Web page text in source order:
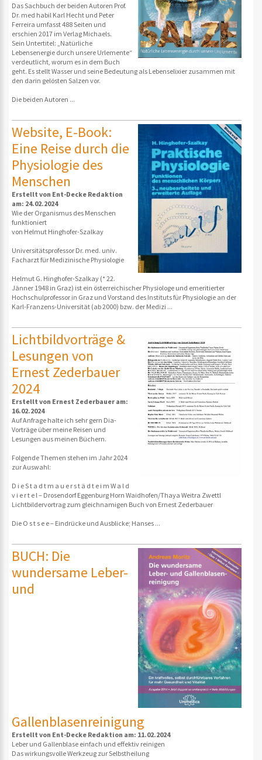
Das Sachbuch der beiden Autoren Prof.
Dr. med habil Karl Hecht und Peter
Ferreira umfasst 488 Seiten und
erschien 2017 im Verlag Michaels.
Sein Untertitel: „Natürliche
Lebensenergie durch unsere Urlemente“
verdeutlicht, worum es in dem Buch
geht. Es stellt Wasser und seine Bedeutung als Lebenselixier zusammen mit
den darin gelösten Salzen vor.
Die beiden Autoren ...
Website, E-Book:
Eine Reise durch die
Physiologie des
Menschen
Erstellt von Ent-Decke Redaktion
am: 24.02.2024
Wie der Organismus des Menschen
funktioniert
von Helmut Hinghofer-Szalkay
Universitätsprofessor Dr. med. univ.
Facharzt für Medizinische Physiologie
Helmut G. Hinghofer-Szalkay (* 22.
Jänner 1948 in Graz) ist ein österreichischer Physiologe und emeritierter
Hochschulprofessor in Graz und Vorstand des Instituts für Physiologie an der
Karl-Franzens-Universität (ab 2000) bzw. der Medizi ...
Lichtbildvorträge &
Lesungen von
Ernest Zederbauer
2024
Erstellt von Ernest Zederbauer am:
16.02.2024
Auf Anfrage halte ich sehr gern Dia-
Vorträge über meine Reisen und
Lesungen aus meinen Büchern.
Folgende Themen stehen im Jahr 2024
zur Auswahl:
D i e S t a d t m a u e r s t ä d t e i m W a l d
v i e r t e l – Drosendorf Eggenburg Horn Waidhofen/Thaya Weitra Zwettl
Lichtbildervortrag zum gleichnamigen Buch von Ernest Zederbauer
Die O s t s e e – Eindrücke und Ausblicke; Hanses ...
BUCH: Die
wundersame Leber-
und
Gallenblasenreinigung
Erstellt von Ent-Decke Redaktion am: 11.02.2024
Leber und Gallenblase einfach und effektiv reinigen
Das wirkungsvolle Werkzeug zur Selbstheilung